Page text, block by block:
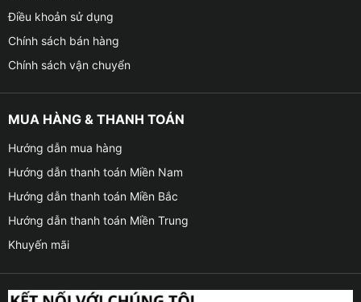
Điều khoản sử dụng
Chính sách bán hàng
Chính sách vận chuyển
MUA HÀNG & THANH TOÁN
Hướng dẫn mua hàng
Hướng dẫn thanh toán Miền Nam
Hướng dẫn thanh toán Miền Bắc
Hướng dẫn thanh toán Miền Trung
Khuyến mãi